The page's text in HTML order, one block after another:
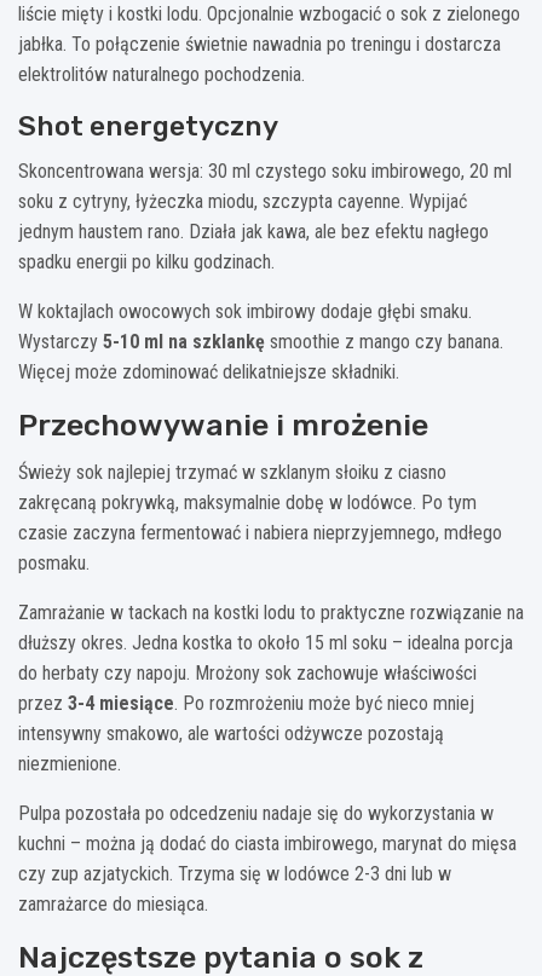
liście mięty i kostki lodu. Opcjonalnie wzbogacić o sok z zielonego
jabłka. To połączenie świetnie nawadnia po treningu i dostarcza
elektrolitów naturalnego pochodzenia.
Shot energetyczny
Skoncentrowana wersja: 30 ml czystego soku imbirowego, 20 ml
soku z cytryny, łyżeczka miodu, szczypta cayenne. Wypijać
jednym haustem rano. Działa jak kawa, ale bez efektu nagłego
spadku energii po kilku godzinach.
W koktajlach owocowych sok imbirowy dodaje głębi smaku.
Wystarczy 5-10 ml na szklankę smoothie z mango czy banana.
Więcej może zdominować delikatniejsze składniki.
Przechowywanie i mrożenie
Świeży sok najlepiej trzymać w szklanym słoiku z ciasno
zakręcaną pokrywką, maksymalnie dobę w lodówce. Po tym
czasie zaczyna fermentować i nabiera nieprzyjemnego, mdłego
posmaku.
Zamrażanie w tackach na kostki lodu to praktyczne rozwiązanie na
dłuższy okres. Jedna kostka to około 15 ml soku – idealna porcja
do herbaty czy napoju. Mrożony sok zachowuje właściwości
przez 3-4 miesiące. Po rozmrożeniu może być nieco mniej
intensywny smakowo, ale wartości odżywcze pozostają
niezmienione.
Pulpa pozostała po odcedzeniu nadaje się do wykorzystania w
kuchni – można ją dodać do ciasta imbirowego, marynat do mięsa
czy zup azjatyckich. Trzyma się w lodówce 2-3 dni lub w
zamrażarce do miesiąca.
Najczęstsze pytania o sok z